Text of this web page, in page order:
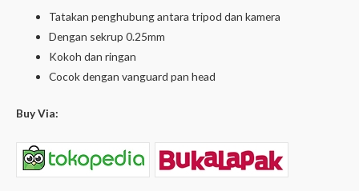
Tatakan penghubung antara tripod dan kamera
Dengan sekrup 0.25mm
Kokoh dan ringan
Cocok dengan vanguard pan head
Buy Via: